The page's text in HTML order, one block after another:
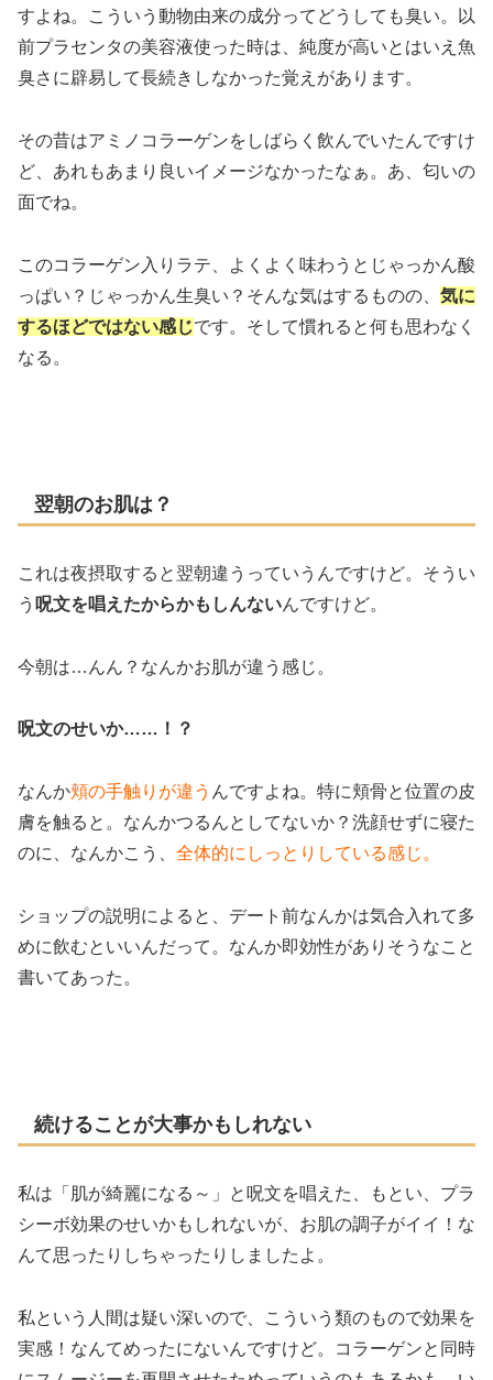
すよね。こういう動物由来の成分ってどうしても臭い。以
前プラセンタの美容液使った時は、純度が高いとはいえ魚
臭さに辟易して長続きしなかった覚えがあります。
その昔はアミノコラーゲンをしばらく飲んでいたんですけ
ど、あれもあまり良いイメージなかったなぁ。あ、匂いの
面でね。
このコラーゲン入りラテ、よくよく味わうとじゃっかん酸
っぱい？じゃっかん生臭い？そんな気はするものの、 気に
するほどではない感じです。そして慣れると何も思わなく
なる。
翌朝のお肌は？
これは夜摂取すると翌朝違うっていうんですけど。そうい
う 呪文を唱えたからかもしんないんですけど。
今朝は…んん？なんかお肌が違う感じ。
呪文のせいか……！？
なんか頬の手触りが違う んですよね。特に頬骨と位置の皮
膚を触ると。なんかつるんとしてないか？洗顔せずに寝た
のに、なんかこう、 全体的にしっとりしている感じ。
ショップの説明によると、デート前なんかは気合入れて多
めに飲むといいんだって。なんか即効性がありそうなこと
書いてあった。
続けることが大事かもしれない
私は「肌が綺麗になる～」と呪文を唱えた、もとい、プラ
シーボ効果のせいかもしれないが、お肌の調子がイイ！な
んて思ったりしちゃったりしましたよ。
私という人間は疑い深いので、こういう類のもので効果を
実感！なんてめったにないんですけど。コラーゲンと同時